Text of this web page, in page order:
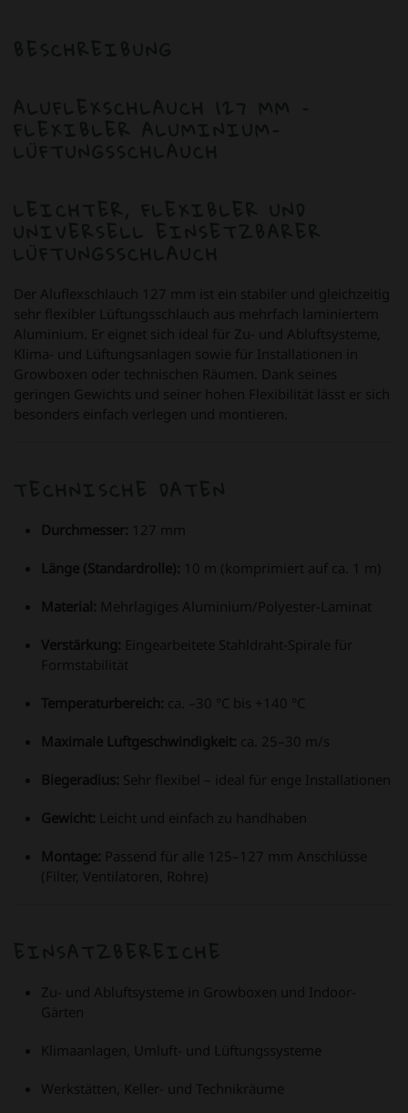
Der Aluflexschlauch 127 mm ist ein stabiler und gleichzeitig
sehr flexibler Lüftungsschlauch aus mehrfach laminiertem
Aluminium. Er eignet sich ideal für Zu- und Abluftsysteme,
Klima- und Lüftungsanlagen sowie für Installationen in
Growboxen oder technischen Räumen. Dank seines
geringen Gewichts und seiner hohen Flexibilität lässt er sich
besonders einfach verlegen und montieren.
Durchmesser: 127 mm
Länge (Standardrolle): 10 m (komprimiert auf ca. 1 m)
Material: Mehrlagiges Aluminium/Polyester-Laminat
Verstärkung: Eingearbeitete Stahldraht-Spirale für
Formstabilität
Temperaturbereich: ca. –30 °C bis +140 °C
Maximale Luftgeschwindigkeit: ca. 25–30 m/s
Biegeradius: Sehr flexibel – ideal für enge Installationen
Gewicht: Leicht und einfach zu handhaben
Montage: Passend für alle 125–127 mm Anschlüsse
(Filter, Ventilatoren, Rohre)
Zu- und Abluftsysteme in Growboxen und Indoor-
Gärten
Klimaanlagen, Umluft- und Lüftungssysteme
Werkstätten, Keller- und Technikräume